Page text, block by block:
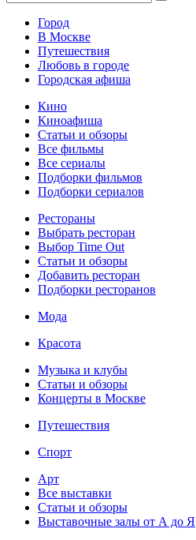
Город
В Москве
Путешествия
Любовь в городе
Городская афиша
Кино
Киноафиша
Статьи и обзоры
Все фильмы
Все сериалы
Подборки фильмов
Подборки сериалов
Рестораны
Выбрать ресторан
Выбор Time Out
Статьи и обзоры
Добавить ресторан
Подборки ресторанов
Мода
Красота
Музыка и клубы
Статьи и обзоры
Концерты в Москве
Путешествия
Спорт
Арт
Все выставки
Статьи и обзоры
Выставочные залы от А до Я